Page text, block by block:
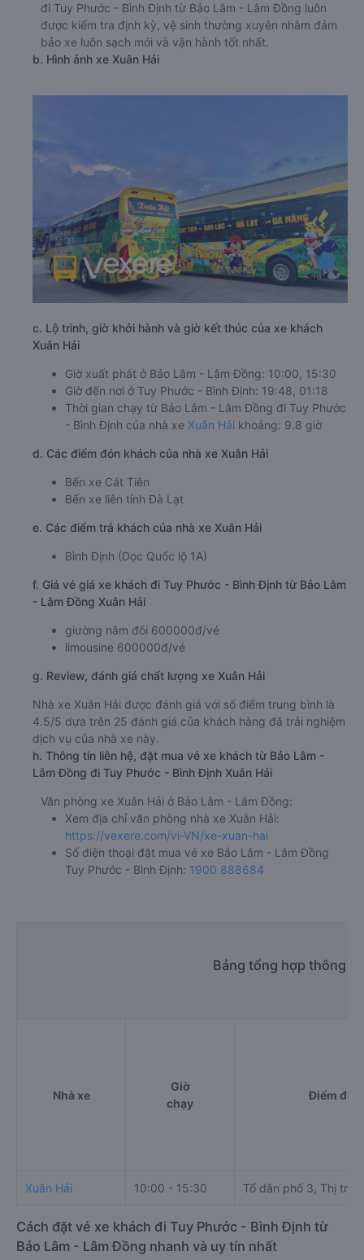
đi Tuy Phước - Bình Định từ Bảo Lâm - Lâm Đồng luôn
được kiểm tra định kỳ, vệ sinh thường xuyên nhằm đảm
bảo xe luôn sạch mới và vận hành tốt nhất.
b. Hình ảnh xe Xuân Hải
c. Lộ trình, giờ khởi hành và giờ kết thúc của xe khách
Xuân Hải
Giờ xuất phát ở Bảo Lâm - Lâm Đồng: 10:00, 15:30
Giờ đến nơi ở Tuy Phước - Bình Định: 19:48, 01:18
Thời gian chạy từ Bảo Lâm - Lâm Đồng đi Tuy Phước
- Bình Định của nhà xe Xuân Hải khoảng: 9.8 giờ
d. Các điểm đón khách của nhà xe Xuân Hải
Bến xe Cát Tiên
Bến xe liên tỉnh Đà Lạt
e. Các điểm trả khách của nhà xe Xuân Hải
Bình Định (Dọc Quốc lộ 1A)
f. Giá vé giá xe khách đi Tuy Phước - Bình Định từ Bảo Lâm
- Lâm Đồng Xuân Hải
giường nằm đôi 600000đ/vé
limousine 600000đ/vé
g. Review, đánh giá chất lượng xe Xuân Hải
Nhà xe Xuân Hải được đánh giá với số điểm trung bình là
4.5/5 dựa trên 25 đánh giá của khách hàng đã trải nghiệm
dịch vụ của nhà xe này.
h. Thông tin liên hệ, đặt mua vé xe khách từ Bảo Lâm -
Lâm Đồng đi Tuy Phước - Bình Định Xuân Hải
Văn phòng xe Xuân Hải ở Bảo Lâm - Lâm Đồng:
Xem địa chỉ văn phòng nhà xe Xuân Hải:
https://vexere.com/vi-VN/xe-xuan-hai
Số điện thoại đặt mua vé xe Bảo Lâm - Lâm Đồng
Tuy Phước - Bình Định: 1900 888684
Bảng tổng hợp thông
Nhà xe
Giờ
chạy
Điểm đi
Xuân Hải 10:00 - 15:30 Tổ dân phố 3, Thị trấn
Cách đặt vé xe khách đi Tuy Phước - Bình Định từ
Bảo Lâm - Lâm Đồng nhanh và uy tín nhất